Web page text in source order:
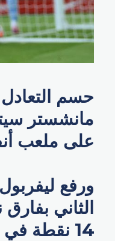
مانشستر
على ملعب
الثاني
14 نقطة في المركز الرابع.